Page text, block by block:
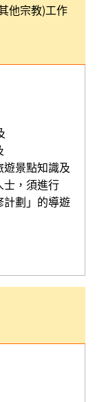
他宗教)工作
景點知識及
，須進行
計劃」的導遊